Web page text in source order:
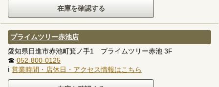
プライムツリー赤池店
愛知県日進市赤池町箕ノ手1 プライムツリー赤池 3F
☎ 052-800-0125
ℹ 営業時間・店休日・アクセス情報はこちら